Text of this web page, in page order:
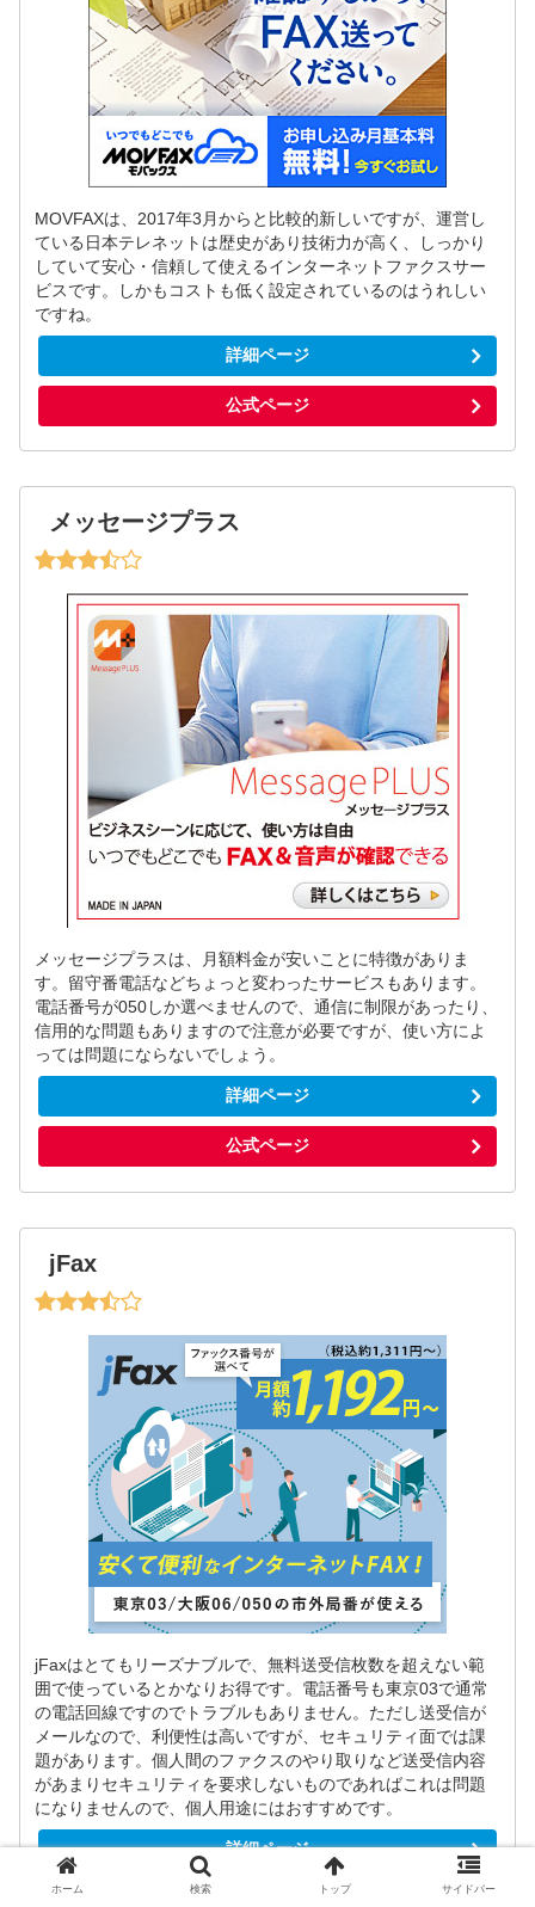
MOVFAXは、2017年3月からと比較的新しいですが、運営し
ている日本テレネットは歴史があり技術力が高く、しっかり
していて安心・信頼して使えるインターネットファクスサー
ビスです。しかもコストも低く設定されているのはうれしい
ですね。
詳細ページ
公式ページ
メッセージプラス
メッセージプラスは、月額料金が安いことに特徴がありま
す。留守番電話などちょっと変わったサービスもあります。
電話番号が050しか選べませんので、通信に制限があったり、
信用的な問題もありますので注意が必要ですが、使い方によ
っては問題にならないでしょう。
詳細ページ
公式ページ
jFax
jFaxはとてもリーズナブルで、無料送受信枚数を超えない範
囲で使っているとかなりお得です。電話番号も東京03で通常
の電話回線ですのでトラブルもありません。ただし送受信が
メールなので、利便性は高いですが、セキュリティ面では課
題があります。個人間のファクスのやり取りなど送受信内容
があまりセキュリティを要求しないものであればこれは問題
になりませんので、個人用途にはおすすめです。
詳細ページ
ホーム 検索 トップ サイドバー